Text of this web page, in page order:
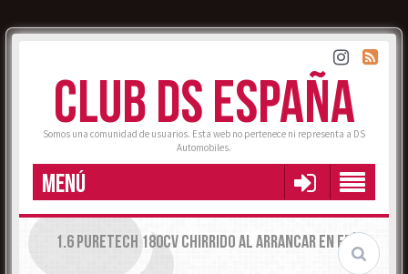
CLUB DS ESPAÑA
Somos una comunidad de usuarios. Esta web no pertenece ni representa a DS
Automobiles.
MENÚ
1.6 PURETECH 180CV CHIRRIDO AL ARRANCAR EN FRÍO